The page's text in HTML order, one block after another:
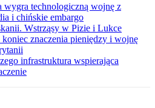
technologiczną wojnę z
i chińskie embargo
Wstrząsy w Pizie i Lukce
znaczenia pieniędzy i wojnę
infrastruktura wspierająca